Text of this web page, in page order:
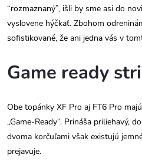
“rozmaznaný”, išli by sme asi do
vyslovene hýčkať. Zbohom
sofistikované, že ani jedna vás v
Game ready
Obe topánky XF Pro aj FT6 Pro
„Game-Ready“. Prináša priliehavý,
dvoma korčuľami však existujú
prejavuje.